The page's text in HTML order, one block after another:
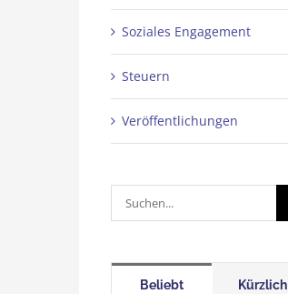
Soziales Engagement
Steuern
Veröffentlichungen
Suche
nach:
Beliebt Kürzlich